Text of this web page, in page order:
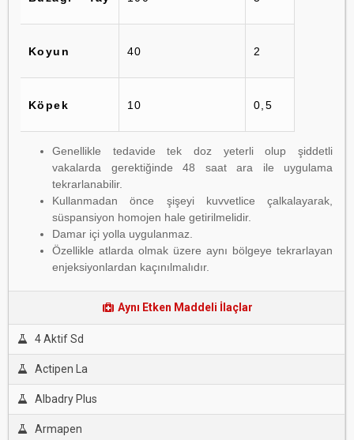
Koyun 40 2
Köpek 10 0,5
Genellikle tedavide tek doz yeterli olup şiddetli
vakalarda gerektiğinde 48 saat ara ile uygulama
tekrarlanabilir.
Kullanmadan önce şişeyi kuvvetlice çalkalayarak,
süspansiyon homojen hale getirilmelidir.
Damar içi yolla uygulanmaz.
Özellikle atlarda olmak üzere aynı bölgeye tekrarlayan
enjeksiyonlardan kaçınılmalıdır.
Aynı Etken Maddeli İlaçlar
4 Aktif Sd
Actipen La
Albadry Plus
Armapen